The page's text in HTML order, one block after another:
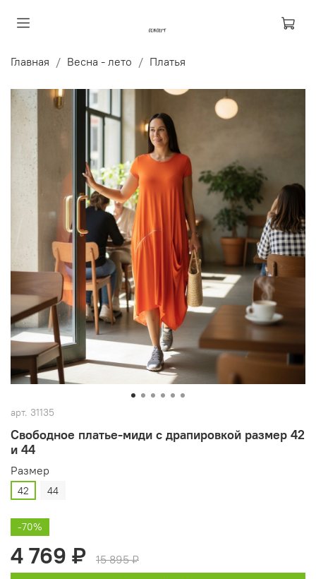
Главная Весна - лето Платья
арт. 31135
Свободное платье‑миди с драпировкой размер 42
и 44
Размер
42 44
-70%
4 769 ₽
15 895 ₽